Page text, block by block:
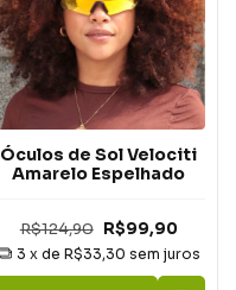
Óculos de Sol Velociti
Amarelo Espelhado
R$124,90 R$99,90
3 x de R$33,30 sem juros